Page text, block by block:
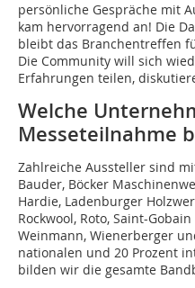
persönliche Gespräche mit
kam hervorragend an! Die
bleibt das Branchentreffen
Die Community will sich
Erfahrungen teilen,
Welche
Messeteilnahme
Zahlreiche Aussteller sind
Bauder, Böcker
Hardie, Ladenburger
Rockwool, Roto, Saint-
Weinmann, Wienerberger
nationalen und 20 Prozent
bilden wir die gesamte